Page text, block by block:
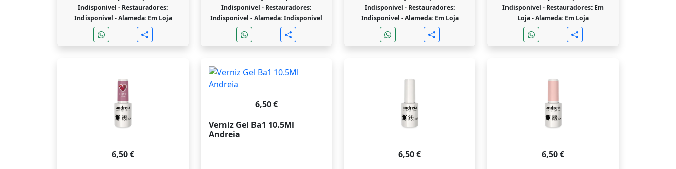
Indisponivel - Restauradores:
Indisponivel -Alameda: Em Loja
Indisponivel - Restauradores:
Indisponivel -Alameda: Indisponivel
Indisponivel - Restauradores:
Indisponivel -Alameda: Em Loja
Indisponivel - Restauradores: Em
Loja -Alameda: Em Loja
6,50 €
6,50 €
Verniz Gel Ba1 10.5Ml
Andreia
6,50 €
6,50 €